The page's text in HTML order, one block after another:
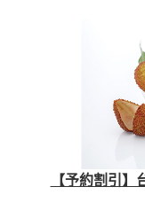
【予約割引